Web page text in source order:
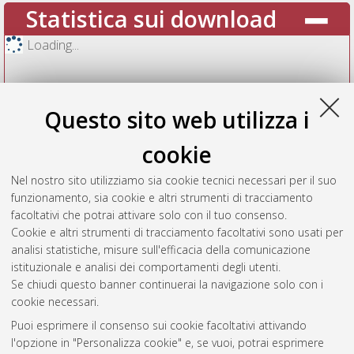
Questo sito web utilizza i
cookie
Nel nostro sito utilizziamo sia cookie tecnici necessari per il suo
funzionamento, sia cookie e altri strumenti di tracciamento
facoltativi che potrai attivare solo con il tuo consenso.
Cookie e altri strumenti di tracciamento facoltativi sono usati per
analisi statistiche, misure sull'efficacia della comunicazione
istituzionale e analisi dei comportamenti degli utenti.
Se chiudi questo banner continuerai la navigazione solo con i
cookie necessari.
Puoi esprimere il consenso sui cookie facoltativi attivando
l'opzione in "Personalizza cookie" e, se vuoi, potrai esprimere
Statistica sui download
Loading...
Vedi altre statistiche
Gestione del documento:
AMS Acta